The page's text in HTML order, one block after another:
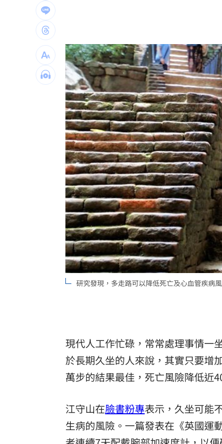
7月急跌觸底 高含積這幾檔受益人激增
白海豚海警範圍擴大！最新暴風圈侵襲
台灣彩券開獎直播中 20:31
LIVE三立+24小時直播 15:27
三立iNEWS新聞台線上直播 18:00
台彩父親節推新刮刮樂千萬頭獎超「爸
商場戰國來臨 台中「頂奢大道」逐漸
「拍片人的多重宇宙」職涯論壇9/12登
8國球員齊聚高雄 Formosa 7s掀足球
理想混蛋號召粉絲跨海追星吃美食！
研究發現，多走路可以降低死亡及心血管疾病
現代人工作忙碌，常常處理事情一
於長期久坐的人來說，其實只要增
萬步的結果最佳，死亡風險降低近
江守山在臉書粉專表示，久坐可能
生病的風險。一篇發表在《英國運